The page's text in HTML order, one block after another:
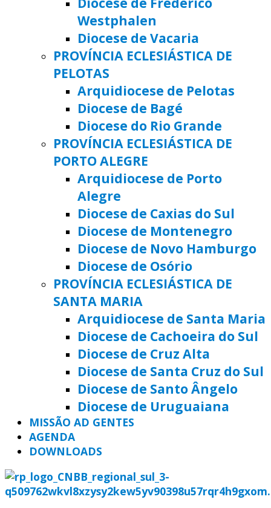
Westphalen
Diocese de Vacaria
PROVÍNCIA ECLESIÁSTICA DE
PELOTAS
Arquidiocese de Pelotas
Diocese de Bagé
Diocese do Rio Grande
PROVÍNCIA ECLESIÁSTICA DE
PORTO ALEGRE
Arquidiocese de Porto
Alegre
Diocese de Caxias do Sul
Diocese de Montenegro
Diocese de Novo Hamburgo
Diocese de Osório
PROVÍNCIA ECLESIÁSTICA DE
SANTA MARIA
Arquidiocese de Santa Maria
Diocese de Cachoeira do Sul
Diocese de Cruz Alta
Diocese de Santa Cruz do Sul
Diocese de Santo Ângelo
Diocese de Uruguaiana
MISSÃO AD GENTES
AGENDA
DOWNLOADS